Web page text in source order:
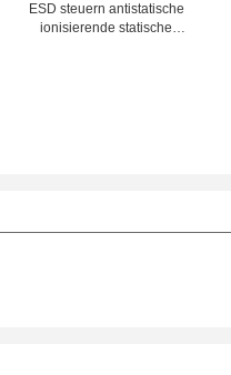
ESD steuern antistatische
ionisierende statische